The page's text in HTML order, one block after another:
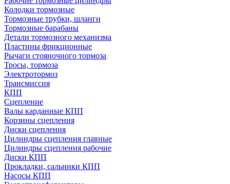
Колодки тормозные
Тормозные трубки, шланги
Тормозные барабаны
Детали тормозного механизма
Пластины фрикционные
Рычаги стояночного тормоза
Тросы, тормоза
Электротормоз
Трансмиссия
КПП
Сцепление
Валы карданные КПП
Корзины сцепления
Диски сцепления
Цилиндры сцепления главные
Цилиндры сцепления рабочие
Диски КПП
Прокладки, сальники КПП
Насосы КПП